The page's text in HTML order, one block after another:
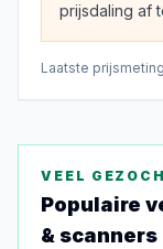
prijsdaling af
Laatste
VEEL
Populaire
& scanners